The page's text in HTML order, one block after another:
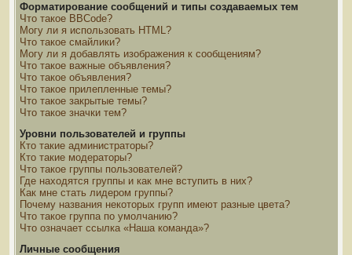
Форматирование сообщений и типы создаваемых тем
Что такое BBCode?
Могу ли я использовать HTML?
Что такое смайлики?
Могу ли я добавлять изображения к сообщениям?
Что такое важные объявления?
Что такое объявления?
Что такое прилепленные темы?
Что такое закрытые темы?
Что такое значки тем?
Уровни пользователей и группы
Кто такие администраторы?
Кто такие модераторы?
Что такое группы пользователей?
Где находятся группы и как мне вступить в них?
Как мне стать лидером группы?
Почему названия некоторых групп имеют разные цвета?
Что такое группа по умолчанию?
Что означает ссылка «Наша команда»?
Личные сообщения